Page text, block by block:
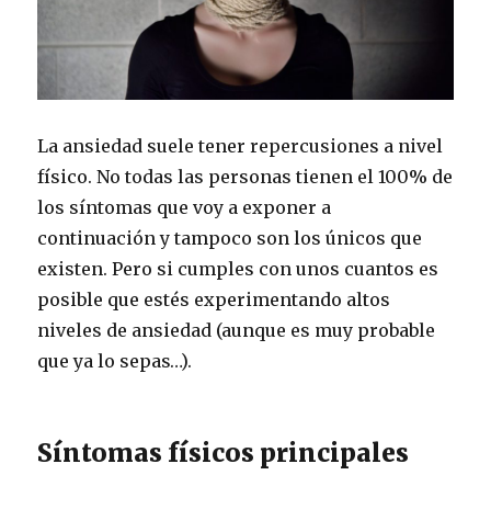
La ansiedad suele tener repercusiones a nivel
físico. No todas las personas tienen el 100% de
los síntomas que voy a exponer a
continuación y tampoco son los únicos que
existen. Pero si cumples con unos cuantos es
posible que estés experimentando altos
niveles de ansiedad (aunque es muy probable
que ya lo sepas…).
Síntomas físicos principales